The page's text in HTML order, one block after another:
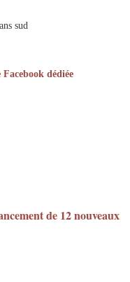
sud
dédiée
de 12 nouveaux